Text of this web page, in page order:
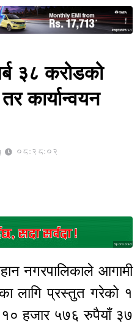
Sponsored
३८ करोडको
कार्यान्वयन
08:28:02
Sponsored
नगरपालिकाले आगामी
लागि प्रस्तुत गरेको १
हजार ५७६ रुपैयाँ ३७